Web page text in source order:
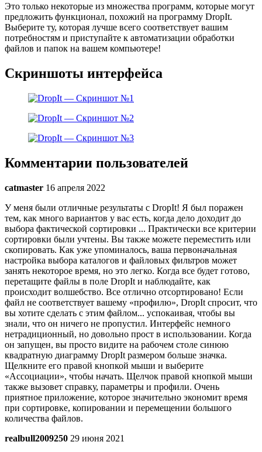
Это только некоторые из множества программ, которые могут
предложить функционал, похожий на программу DropIt.
Выберите ту, которая лучше всего соответствует вашим
потребностям и приступайте к автоматизации обработки
файлов и папок на вашем компьютере!
Скриншоты интерфейса
Комментарии пользователей
catmaster 16 апреля 2022
У меня были отличные результаты с DropIt! Я был поражен
тем, как много вариантов у вас есть, когда дело доходит до
выбора фактической сортировки ... Практически все критерии
сортировки были учтены. Вы также можете переместить или
скопировать. Как уже упоминалось, ваша первоначальная
настройка выбора каталогов и файловых фильтров может
занять некоторое время, но это легко. Когда все будет готово,
перетащите файлы в поле DropIt и наблюдайте, как
происходит волшебство. Все отлично отсортировано! Если
файл не соответствует вашему «профилю», DropIt спросит, что
вы хотите сделать с этим файлом... успокаивая, чтобы вы
знали, что он ничего не пропустил. Интерфейс немного
нетрадиционный, но довольно прост в использовании. Когда
он запущен, вы просто видите на рабочем столе синюю
квадратную диаграмму DropIt размером больше значка.
Щелкните его правой кнопкой мыши и выберите
«Ассоциации», чтобы начать. Щелчок правой кнопкой мыши
также вызовет справку, параметры и профили. Очень
приятное приложение, которое значительно экономит время
при сортировке, копировании и перемещении большого
количества файлов.
realbull2009250 29 июня 2021